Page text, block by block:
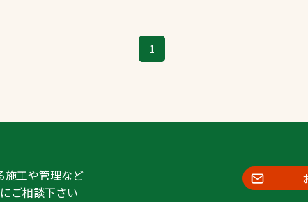
1
施工や管理など
ご相談下さい